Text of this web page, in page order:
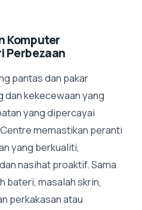
Komputer
Perbezaan
pantas dan pakar
dan kekecewaan yang
yang dipercayai
memastikan peranti
yang berkualiti,
nasihat proaktif. Sama
bateri, masalah skrin,
perkakasan atau